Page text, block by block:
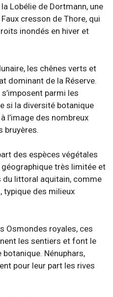
Lobélie de Dortmann, une
cresson de Thore, qui
inondés en hiver et
les chênes verts et
dominant de la Réserve.
parmi les
si la diversité botanique
l’image des nombreux
bruyères.
des espèces végétales
très limitée et
littoral aquitain, comme
typique des milieux
Osmondes royales, ces
les sentiers et font le
Nénuphars,
pour leur part les rives